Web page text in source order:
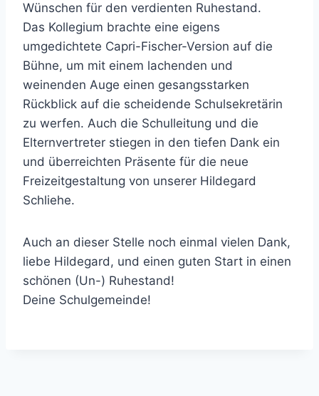
Wünschen für den verdienten Ruhestand.
Das Kollegium brachte eine eigens
umgedichtete Capri-Fischer-Version auf die
Bühne, um mit einem lachenden und
weinenden Auge einen gesangsstarken
Rückblick auf die scheidende Schulsekretärin
zu werfen. Auch die Schulleitung und die
Elternvertreter stiegen in den tiefen Dank ein
und überreichten Präsente für die neue
Freizeitgestaltung von unserer Hildegard
Schliehe.
Auch an dieser Stelle noch einmal vielen Dank,
liebe Hildegard, und einen guten Start in einen
schönen (Un-) Ruhestand!
Deine Schulgemeinde!